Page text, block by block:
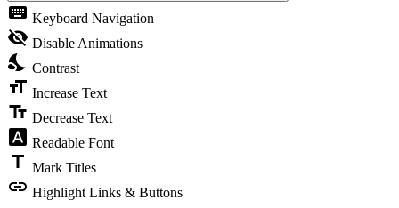
keyboard Keyboard Navigation
visibility_off Disable Animations
nights_stay Contrast
format_size Increase Text
text_fields Decrease Text
font_download Readable Font
title Mark Titles
link Highlight Links & Buttons